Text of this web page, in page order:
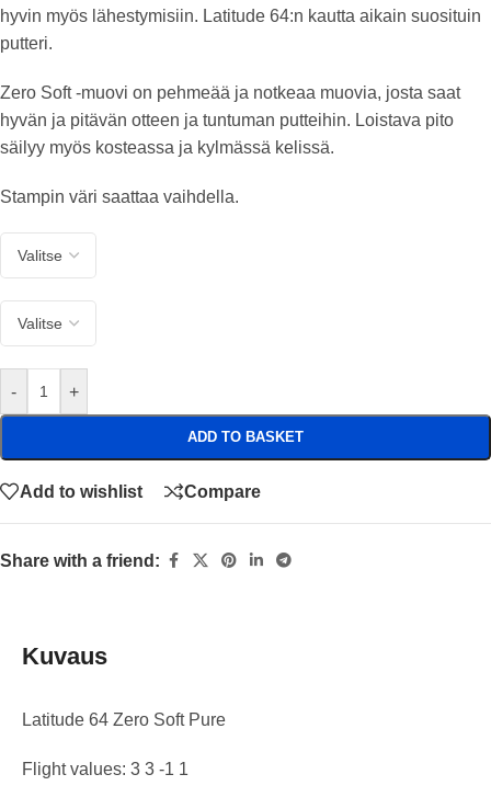
hyvin myös lähestymisiin. Latitude 64:n kautta aikain suosituin
putteri.
Zero Soft -muovi on pehmeää ja notkeaa muovia, josta saat
hyvän ja pitävän otteen ja tuntuman putteihin. Loistava pito
säilyy myös kosteassa ja kylmässä kelissä.
Stampin väri saattaa vaihdella.
- +
ADD TO BASKET
Add to wishlist Compare
Share with a friend:
Kuvaus
Latitude 64 Zero Soft Pure
Flight values: 3 3 -1 1